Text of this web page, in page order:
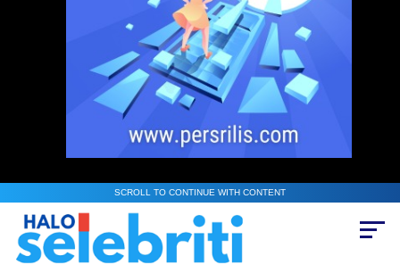
SCROLL TO CONTINUE WITH CONTENT